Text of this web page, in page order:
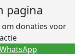
pagina
om donaties voor